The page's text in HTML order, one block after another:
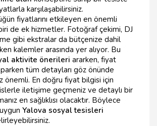
karşılaşabilirsiniz.
fiyatlarını etkileyen en önemli
de ek hizmetler. Fotoğraf çekimi, DJ
gibi ekstralar da bütçenize dahil
kalemler arasında yer alıyor. Bu
aktivite önerileri ararken, fiyat
tüm detayları göz önünde
önemli. En doğru fiyat bilgisi için
iletişime geçmeniz ve detaylı bir
en sağlıklısı olacaktır. Böylece
Yalova sosyal tesisleri